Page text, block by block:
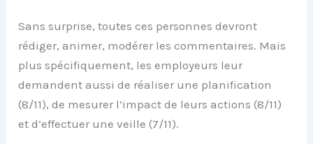
Sans surprise, toutes ces personnes devront
rédiger, animer, modérer les commentaires. Mais
plus spécifiquement, les employeurs leur
demandent aussi de réaliser une planification
(8/11), de mesurer l’impact de leurs actions (8/11)
et d’effectuer une veille (7/11).